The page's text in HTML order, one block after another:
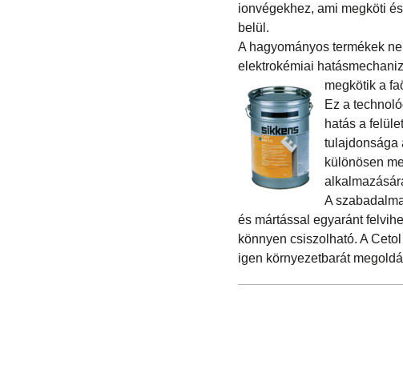
ionvégekhez, ami megköti
belül.
A hagyományos termékek
elektrokémiai
megkötik a
Ez a
hatás a
tulajdonsága
különösen
A
és mártással egyaránt
könnyen csiszolható. A
igen környezetbarát